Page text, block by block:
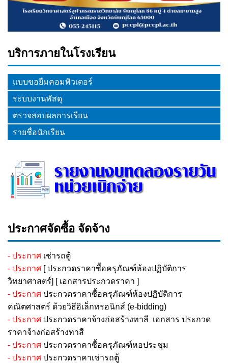
บริการภายในโรงเรียน
แบบขอยืมคอมพิวเตอร์
ระบบงานพัสดุ
ตรวจสอบผลการเรียน
รายชื่อนักเรียน
ประกาศจัดซื้อ จัดจ้าง
- ประกาศ เช่ารถตู้
- ประกาศ [ประกวดราคาซื้อครุภัณฑ์ห้องปฏิบัติการ
วิทยาศาสตร์] [ เอกสารประกวดราคา ]
- ประกาศ ประกวดราคาซื้อครุภัณฑ์ห้องปฏิบัติการ
คณิตศาสตร์ ด้วยวิธีอิเล็กทรอนิกส์ (e-bidding)
- ประกาศ ประกวดราคาจ้างก่อสร้างทาสี เอกสาร ประกวด
ราคาจ้างก่อสร้างทาสี
- ประกาศ ประกวดราคาซื้อครุภัณฑ์หอประชุม
- ประกาศ ประกวดราคาเช่ารถตู้